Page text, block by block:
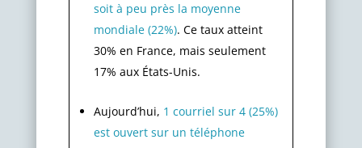
soit à peu près la moyenne
mondiale (22%). Ce taux atteint
30% en France, mais seulement
17% aux États-Unis.
Aujourd’hui, 1 courriel sur 4 (25%)
est ouvert sur un téléphone